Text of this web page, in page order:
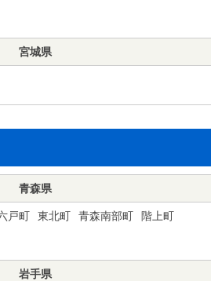
宮城県
青森県
戸町 東北町 青森南部町
階上町
岩手県